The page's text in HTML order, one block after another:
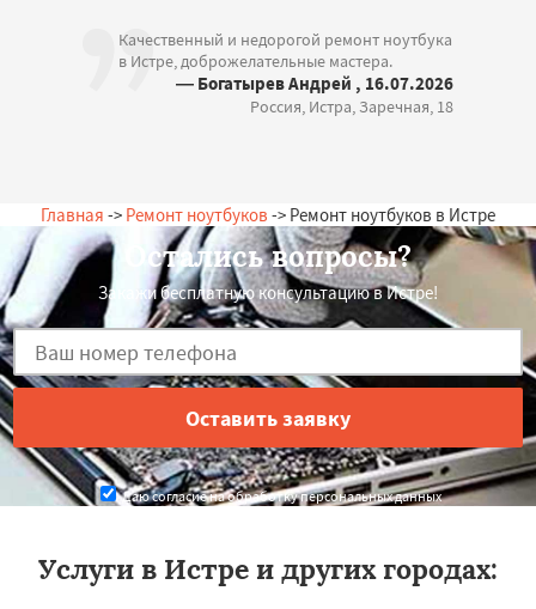
Качественный и недорогой ремонт ноутбука
в Истре, доброжелательные мастера.
— Богатырев Андрей , 16.07.2026
Россия, Истра, Заречная, 18
Главная -> Ремонт ноутбуков -> Ремонт ноутбуков в Истре
Остались вопросы?
Закажи бесплатную консультацию в Истре!
Даю согласие на обработку персональных данных
Услуги в Истре и других городах: